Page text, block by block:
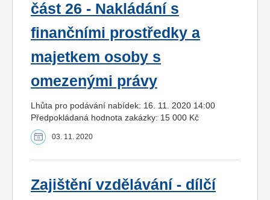
část 26 - Nakládání s
finančními prostředky a
majetkem osoby s
omezenými právy
Lhůta pro podávání nabídek: 16. 11. 2020 14:00
Předpokládaná hodnota zakázky: 15 000 Kč
03. 11. 2020
Zajištění vzdělávání - dílčí